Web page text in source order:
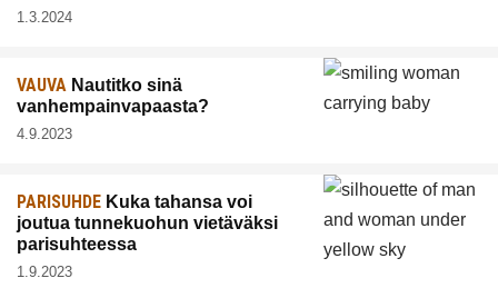
1.3.2024
VAUVA Nautitko sinä
vanhempainvapaasta?
4.9.2023
PARISUHDE Kuka tahansa voi
joutua tunnekuohun vietäväksi
parisuhteessa
1.9.2023